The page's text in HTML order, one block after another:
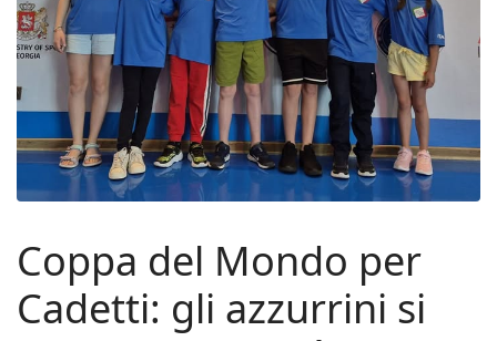
Coppa del Mondo per
Cadetti: gli azzurrini si